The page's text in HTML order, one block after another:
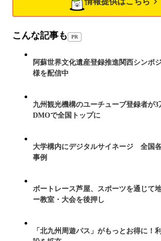
こんな記事も PR
阿蘇世界文化遺産登録推進関西シン
様を配信中
九州観光機構のユーチューブ登録者が3
DMOで全国トップに
大学構内にデジタルサイネージ 全国
事例
ボートレース芦屋、スポーツを通じて
ー教室・大会を後押し
「北九州周遊パス」がもっとお得に！